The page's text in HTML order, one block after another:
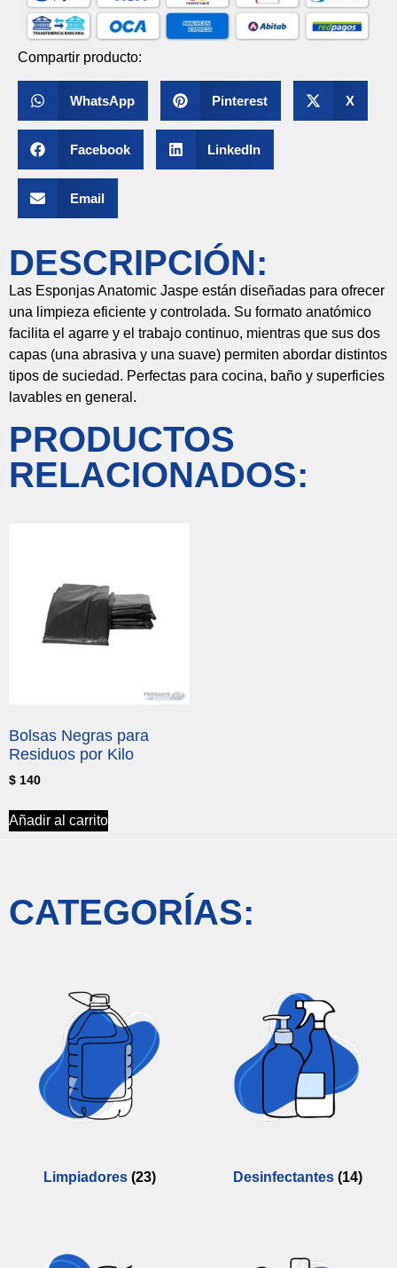
Compartir producto:
WhatsApp Pinterest X
Facebook LinkedIn
Email
DESCRIPCIÓN:
Las EsponjasAnatomic Jaspe están diseñadas para ofrecer
una limpieza eficiente y controlada. Su formato anatómico
facilita el agarre y el trabajo continuo, mientras que sus dos
capas (una abrasiva y una suave) permiten abordar distintos
tipos de suciedad. Perfectas para cocina, baño y superficies
lavables en general.
PRODUCTOS
RELACIONADOS:
Bolsas Negras para
Residuos por Kilo
$ 140
Añadir al carrito
CATEGORÍAS:
Limpiadores (23) Desinfectantes (14)